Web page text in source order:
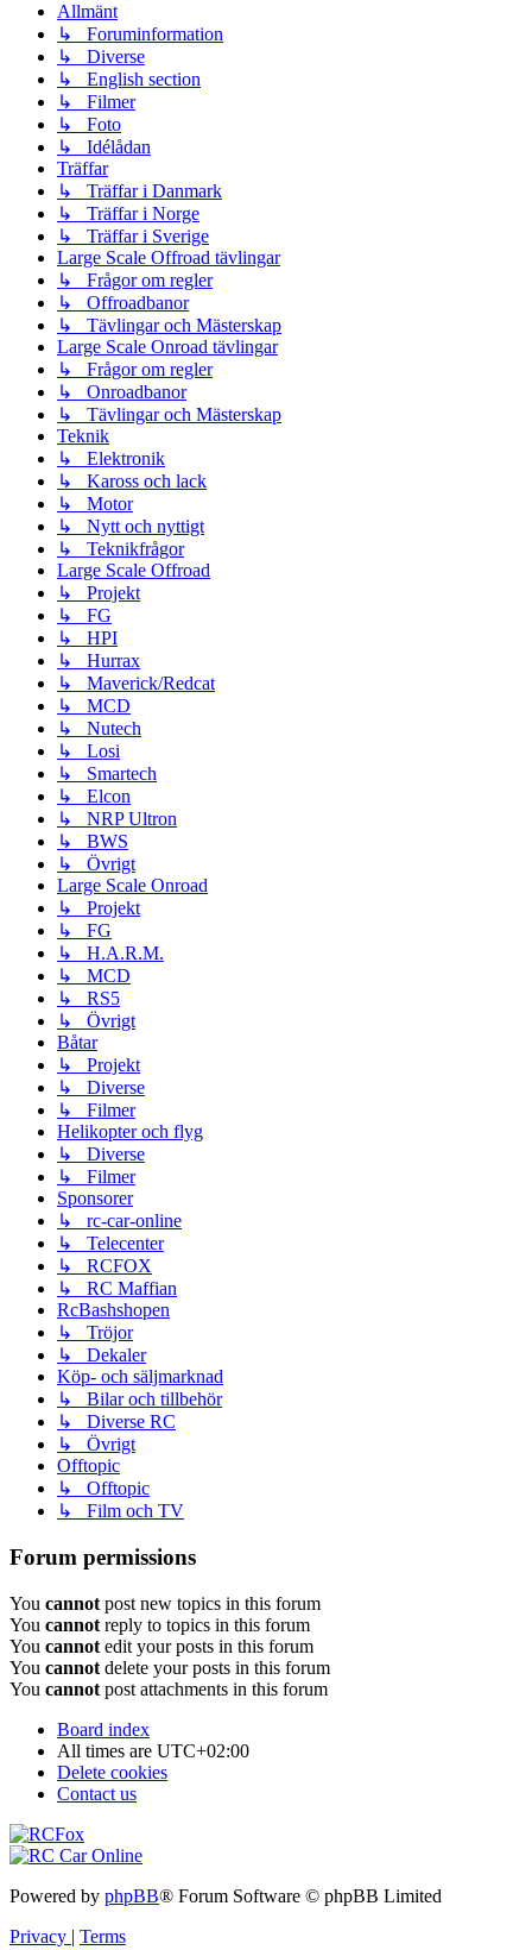
Allmänt
↳ Foruminformation
↳ Diverse
↳ English section
↳ Filmer
↳ Foto
↳ Idélådan
Träffar
↳ Träffar i Danmark
↳ Träffar i Norge
↳ Träffar i Sverige
Large Scale Offroad tävlingar
↳ Frågor om regler
↳ Offroadbanor
↳ Tävlingar och Mästerskap
Large Scale Onroad tävlingar
↳ Frågor om regler
↳ Onroadbanor
↳ Tävlingar och Mästerskap
Teknik
↳ Elektronik
↳ Kaross och lack
↳ Motor
↳ Nytt och nyttigt
↳ Teknikfrågor
Large Scale Offroad
↳ Projekt
↳ FG
↳ HPI
↳ Hurrax
↳ Maverick/Redcat
↳ MCD
↳ Nutech
↳ Losi
↳ Smartech
↳ Elcon
↳ NRP Ultron
↳ BWS
↳ Övrigt
Large Scale Onroad
↳ Projekt
↳ FG
↳ H.A.R.M.
↳ MCD
↳ RS5
↳ Övrigt
Båtar
↳ Projekt
↳ Diverse
↳ Filmer
Helikopter och flyg
↳ Diverse
↳ Filmer
Sponsorer
↳ rc-car-online
↳ Telecenter
↳ RCFOX
↳ RC Maffian
RcBashshopen
↳ Tröjor
↳ Dekaler
Köp- och säljmarknad
↳ Bilar och tillbehör
↳ Diverse RC
↳ Övrigt
Offtopic
↳ Offtopic
↳ Film och TV
Forum permissions
You cannot post new topics in this forum
You cannot reply to topics in this forum
You cannot edit your posts in this forum
You cannot delete your posts in this forum
You cannot post attachments in this forum
Board index
All times are UTC+02:00
Delete cookies
Contact us
Powered by phpBB® Forum Software © phpBB Limited
Privacy | Terms